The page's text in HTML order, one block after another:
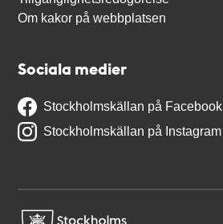
Om kakor på webbplatsen
Sociala medier
Stockholmskällan på Facebook
Stockholmskällan på Instagram